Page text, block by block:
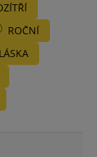
ROČNÍ
LÁSKA